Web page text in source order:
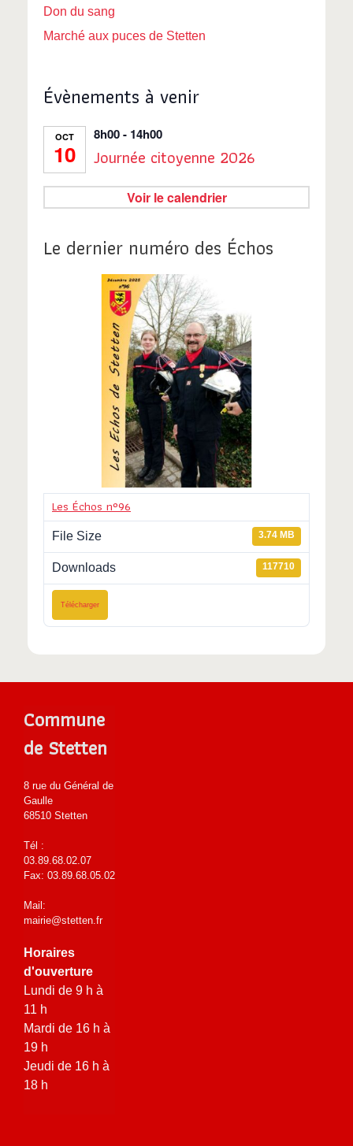
Don du sang
Marché aux puces de Stetten
Évènements à venir
OCT
10
8h00- 14h00
Journée citoyenne 2026
Voir le calendrier
Le dernier numéro des Échos
Les Échos n°96
File Size 3.74 MB
Downloads 117710
Télécharger
Commune
de Stetten
8 rue du Général de
Gaulle
68510 Stetten
Tél :
03.89.68.02.07
Fax: 03.89.68.05.02
Mail:
mairie@stetten.fr
Horaires
d'ouverture
Lundi de 9 h à
11 h
Mardi de 16 h à
19 h
Jeudi de 16 h à
18 h